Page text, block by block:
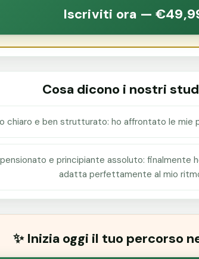
Iscriviti ora —
Cosa dicono i nostri
chiaro e ben strutturato: ho affrontato le mie
e principiante assoluto: finalmente
adatta perfettamente al mio
✨ Inizia oggi il tuo percorso